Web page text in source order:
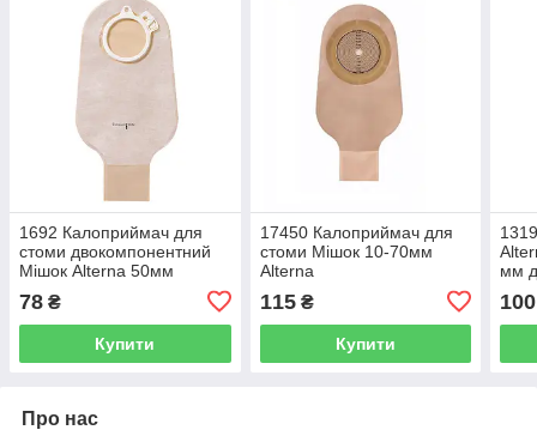
1692 Калоприймач для
стоми двокомпонентний
Мішок Alterna 50мм
78 ₴
Купити
17450 Калоприймач для
стоми Мішок 10-70мм
Alterna
115₴
Купити
мм
100
Про нас